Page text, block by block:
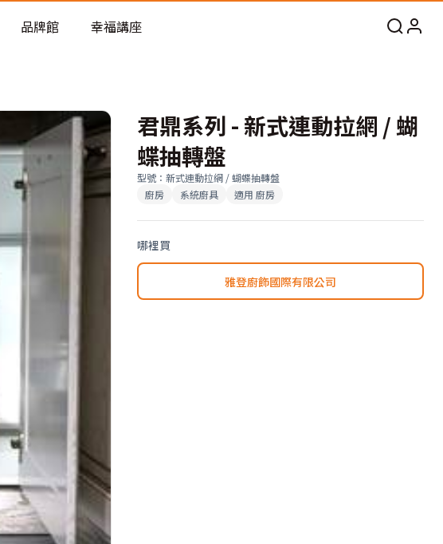
品牌館 幸福講座
君鼎系列 - 新式連動拉網 / 蝴
蝶抽轉盤
型號 ： 新式連動拉網 / 蝴蝶抽轉盤
廚房
系統廚具 適用 廚房
哪裡買
雅登廚飾國際有限公司